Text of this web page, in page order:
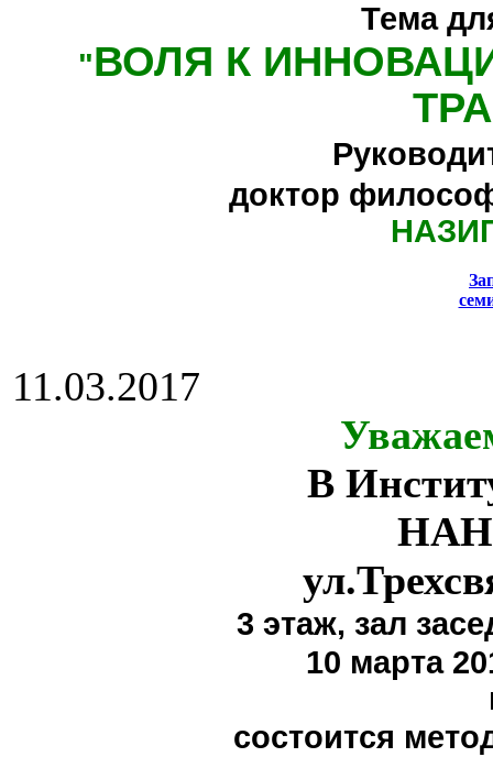
Тема
"ВОЛЯ К
доктор
11.03.2017
В
НАН
3 этаж, зал
10 марта
состоится